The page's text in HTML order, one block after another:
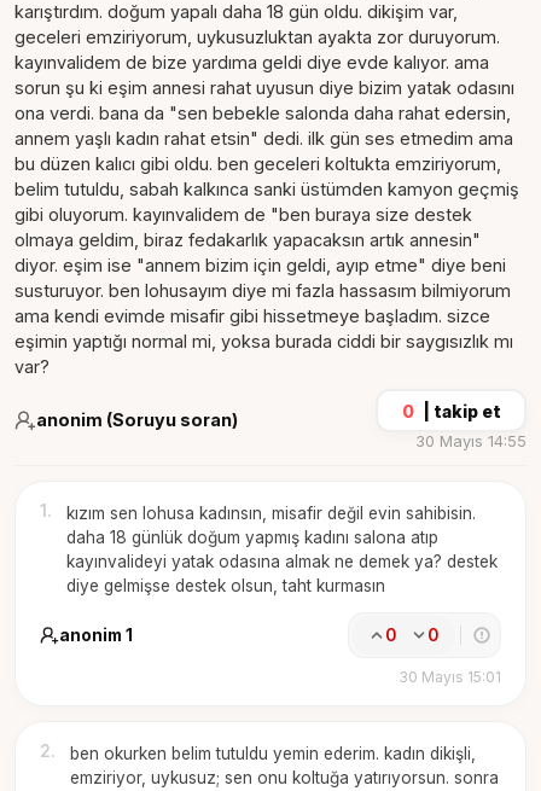
karıştırdım. doğum yapalı daha 18 gün oldu. dikişim var,
geceleri emziriyorum, uykusuzluktan ayakta zor duruyorum.
kayınvalidem de bize yardıma geldi diye evde kalıyor. ama
sorun şu ki eşim annesi rahat uyusun diye bizim yatak odasını
ona verdi. bana da "sen bebekle salonda daha rahat edersin,
annem yaşlı kadın rahat etsin" dedi. ilk gün ses etmedim ama
bu düzen kalıcı gibi oldu. ben geceleri koltukta emziriyorum,
belim tutuldu, sabah kalkınca sanki üstümden kamyon geçmiş
gibi oluyorum. kayınvalidem de "ben buraya size destek
olmaya geldim, biraz fedakarlık yapacaksın artık annesin"
diyor. eşim ise "annem bizim için geldi, ayıp etme" diye beni
susturuyor. ben lohusayım diye mi fazla hassasım bilmiyorum
ama kendi evimde misafir gibi hissetmeye başladım. sizce
eşimin yaptığı normal mi, yoksa burada ciddi bir saygısızlık mı
var?
anonim (Soruyu soran) 0 takip et
30 Mayıs 14:55
1 .
kızım sen lohusa kadınsın, misafir değil evin sahibisin.
daha 18 günlük doğum yapmış kadını salona atıp
kayınvalideyi yatak odasına almak ne demek ya? destek
diye gelmişse destek olsun, taht kurmasın
anonim 1 0 0
30 Mayıs 15:01
2.
ben okurken belim tutuldu yemin ederim. kadın dikişli,
emziriyor, uykusuz; sen onu koltuğa yatırıyorsun. sonra